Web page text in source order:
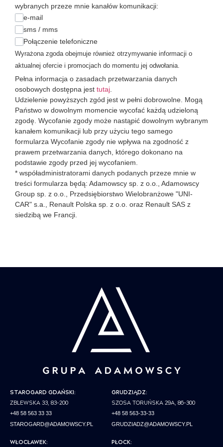
wybranych przeze mnie kanałów komunikacji:
e-mail
sms / mms
Połączenie telefoniczne
Wyrażona zgoda obejmuje również otrzymywanie informacji o
aktualnej ofercie i promocjach do momentu jej odwołania.
Pełna informacja o zasadach przetwarzania danych
osobowych dostępna jest tutaj
Udzielenie powyższych zgód jest w pełni dobrowolne. Mogą
Państwo w dowolnym momencie wycofać każdą udzieloną
zgodę. Wycofanie zgody może nastąpić dowolnym wybranym
kanałem komunikacji lub przy użyciu tego samego
formularza Wycofanie zgody nie wpływa na zgodność z
prawem przetwarzania danych, którego dokonano na
podstawie zgody przed jej wycofaniem.
* współadministratorami danych podanych przeze mnie w
treści formularza będą: Adamowscy sp. z o.o., Adamowscy
Group sp. z o.o., Przedsiębiorstwo Wielobranżowe "UNI-
CAR" s.a., Renault Polska sp. z o.o. oraz Renault SAS z
siedzibą we Francji.
STAROGARD GDAŃSKI:
ZBLEWSKA 33, 83-200
+48 58 563 33 33
STAROGARD@ADAMOWSCY.PL
GRUDZIĄDZ:
SZOSA TORUŃSKA 29A, 86-300
+48 58 563-33-33
GRUDZIADZ@ADAMOWSCY.PL
WŁOCŁAWEK:
PŁOCK: